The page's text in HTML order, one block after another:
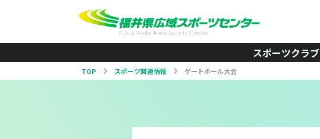
スポーツクラブ
TOP スポーツ関連情報 ゲートボール大会